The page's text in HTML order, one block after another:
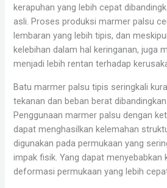
kerapuhan yang lebih cepat
asli. Proses produksi marmer palsu
lembaran yang lebih tipis, dan
kelebihan dalam hal keringanan, juga
menjadi lebih rentan terhadap
Batu marmer palsu tipis seringkali
tekanan dan beban berat
Penggunaan marmer palsu dengan
dapat menghasilkan kelemahan
digunakan pada permukaan yang
impak fisik. Yang dapat menyebabkan
deformasi permukaan yang lebih